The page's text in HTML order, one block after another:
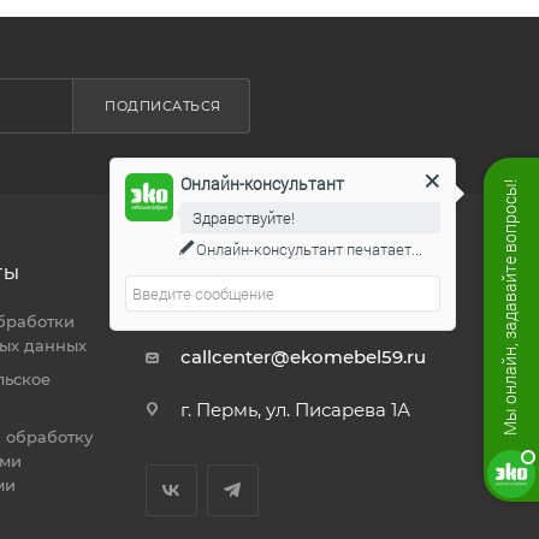
ПОДПИСАТЬСЯ
данных
обработку
8 800 444 19 50
ЗАКАЗАТЬ ЗВОНОК
callcenter@ekomebel59.ru
г. Пермь, ул. Писарева 1А Мы онлайн, задавайте вопросы!
Онлайн-консультант
Здравствуйте!
Онлайн-консультант печатает...